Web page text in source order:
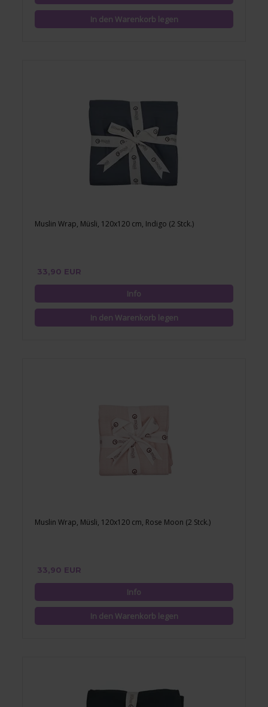
Muslin Wrap, Müsli, 120x120 cm, Indigo (2 Stck.)
33,90 EUR
Muslin Wrap, Müsli, 120x120 cm, Rose Moon (2 Stck.)
33,90 EUR